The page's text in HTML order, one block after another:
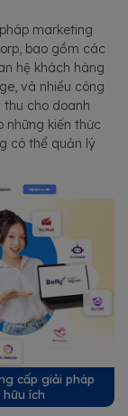
marketing
bao gồm các
hệ khách hàng
và nhiều công
cho doanh
những kiến thức
có thể quản lý
cấp giải pháp
ích